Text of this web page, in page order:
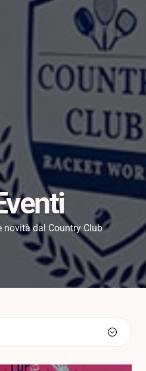
novità dal Country Club